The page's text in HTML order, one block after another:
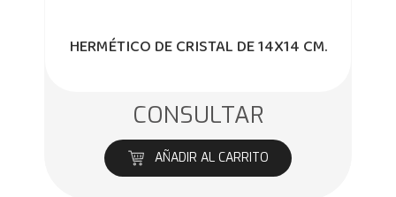
HERMÉTICO DE CRISTAL DE 14X14 CM.
CONSULTAR
AÑADIR AL CARRITO